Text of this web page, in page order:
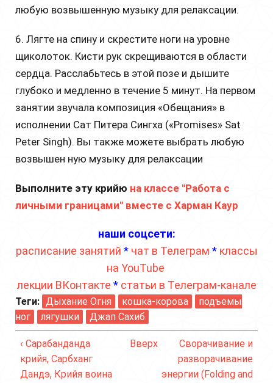
любую возвышенную музыку для релаксации.
6. Лягте на спину и скрестите ноги на уровне
щиколоток. Кисти рук скрещиваются в области
сердца. Расслабьтесь в этой позе и дышите
глубоко и медленно в течение 5 минут. На первом
занятии звучала композиция «Обещания» в
исполнении Сат Питера Сингха («Promises» Sat
Peter Singh). Вы также можете выбрать любую
возвышен ную музыку для релаксации
Выполните эту крийю на классе "Работа с
личными границами" вместе с Харман Каур
наши соцсети:
расписание занятий * чат в Телеграм * классы
на YouTube
лекции ВКонтакте * статьи в Телеграм-канале
Теги: Дыхание Огня кошка-корова
подъемы
ног
лягушки Джап Сахиб
‹ Сарабанданда
крийя, Сарбханг
Дандэ, Крийя воина
Вверх
Сворачивание и
разворачивание
энергии (Folding and